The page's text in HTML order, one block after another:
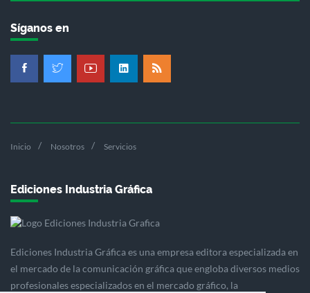
Síganos en
Inicio Nosotros Servicios
Ediciones Industria Gráfica
Ediciones Industria Gráfica es una empresa editora especializada en
el mercado de la comunicación gráfica que engloba diversos medios
profesionales especializados en el mercado gráfico, la